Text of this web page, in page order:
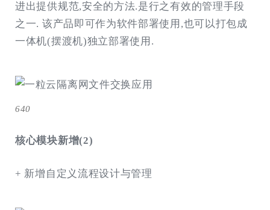
进出提供规范,安全的方法.是行之有效的管理手段
之一. 该产品即可作为软件部署使用,也可以打包成
一体机(摆渡机)独立部署使用.
640
核心模块新增(2)
+ 新增自定义流程设计与管理